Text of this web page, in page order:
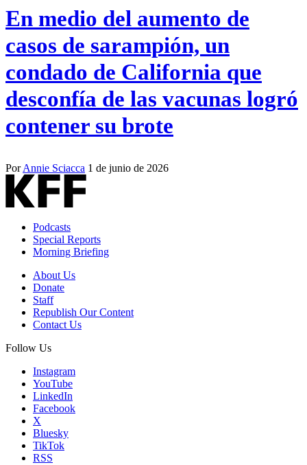
En medio del aumento de
casos de sarampión, un
condado de California que
desconfía de las vacunas logró
contener su brote
PorAnnie Sciacca 1 de junio de 2026
Podcasts
Special Reports
Morning Briefing
About Us
Donate
Staff
Republish Our Content
Contact Us
Follow Us
Instagram
YouTube
LinkedIn
Facebook
X
Bluesky
TikTok
RSS